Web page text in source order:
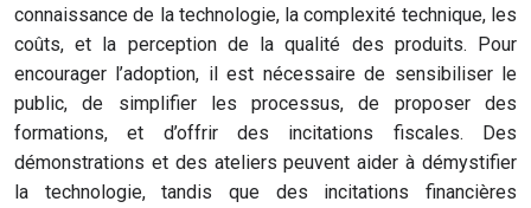
connaissance de la technologie, la complexité technique, les
coûts, et la perception de la qualité des produits. Pour
encourager l’adoption, il est nécessaire de sensibiliser le
public, de simplifier les processus, de proposer des
formations, et d’offrir des incitations fiscales. Des
démonstrations et des ateliers peuvent aider à démystifier
la technologie, tandis que des incitations financières